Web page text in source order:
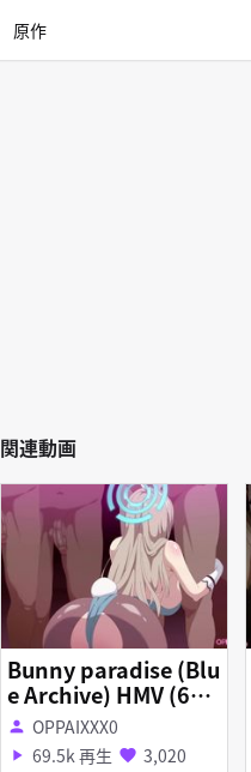
原作
関連動画
Bunny paradise (Blu
e Archive) HMV (60f
ps)
person OPPAIXXX0
play_arrow 69.5k 再生 favorite 3,020